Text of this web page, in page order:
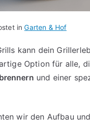
inGarten & Hof
kann dein
Option für alle,
und einer
wir den Aufbau